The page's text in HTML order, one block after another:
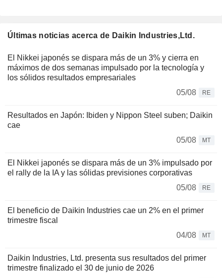
Últimas noticias acerca de Daikin Industries,Ltd.
El Nikkei japonés se dispara más de un 3% y cierra en
máximos de dos semanas impulsado por la tecnología y
los sólidos resultados empresariales
05/08
RE
Resultados en Japón: Ibiden y Nippon Steel suben; Daikin
cae
05/08
MT
El Nikkei japonés se dispara más de un 3% impulsado por
el rally de la IA y las sólidas previsiones corporativas
05/08
RE
El beneficio de Daikin Industries cae un 2% en el primer
trimestre fiscal
04/08
MT
Daikin Industries, Ltd. presenta sus resultados del primer
trimestre finalizado el 30 de junio de 2026